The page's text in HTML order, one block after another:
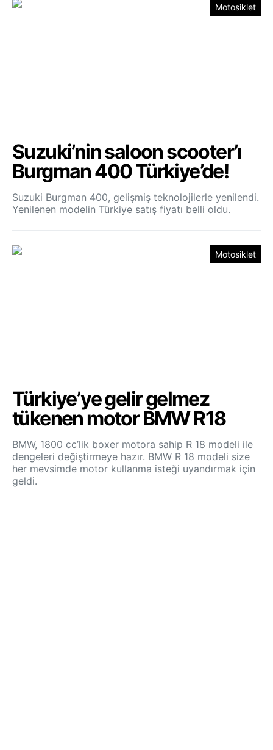
Motosiklet
Suzuki’nin saloon scooter’ı
Burgman 400 Türkiye’de!
Suzuki Burgman 400, gelişmiş teknolojilerle yenilendi.
Yenilenen modelin Türkiye satış fiyatı belli oldu.
Motosiklet
Türkiye’ye gelir gelmez
tükenen motor BMW R18
BMW, 1800 cc’lik boxer motora sahip R 18 modeli ile
dengeleri değiştirmeye hazır. BMW R 18 modeli size
her mevsimde motor kullanma isteği uyandırmak için
geldi.